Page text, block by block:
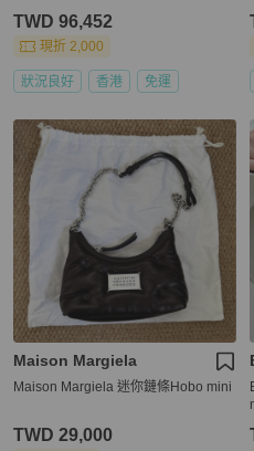
TWD 96,452
現折 2,000
狀況良好 香港 免運
Maison Margiela
Maison Margiela 迷你鏈條Hobo mini
TWD 29,000